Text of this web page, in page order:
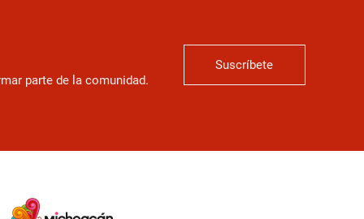
parte de la comunidad.
Suscríbete